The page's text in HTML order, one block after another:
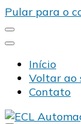
Pular para o
Início
Voltar ao
Contato